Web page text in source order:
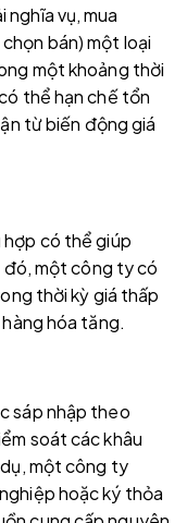
vụ, mua
bán) một loại
một khoảng thời
thể hạn chế tổn
từ biến động giá
hợp có thể giúp
đó, một công ty có
thời kỳ giá thấp
hóa tăng.
sáp nhập theo
soát các khâu
một công ty
hoặc ký thỏa